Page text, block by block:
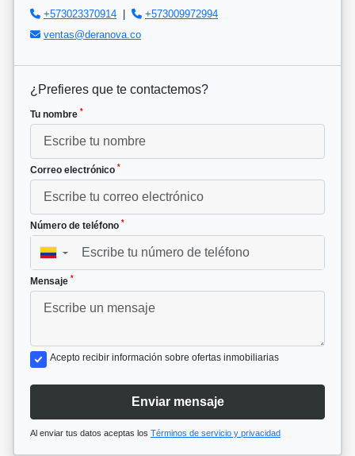
+573023370914 |
+573009972994
ventas@deranova.co
¿Prefieres que te contactemos?
Tu nombre *
Correo electrónico *
Número de teléfono *
▼
Mensaje *
Acepto recibir información sobre ofertas inmobiliarias
Enviar mensaje
Al enviar tus datos aceptas los Términos de servicio y privacidad